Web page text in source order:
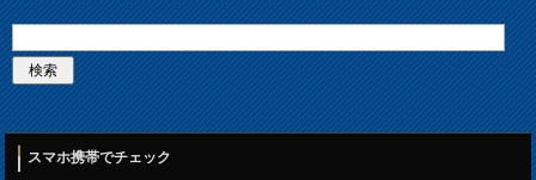
スマホ携帯でチェック